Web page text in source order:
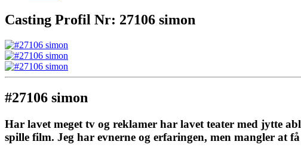
Casting Profil Nr: 27106 simon
#27106 simon
Har lavet meget tv og reklamer har lavet teater med jytte
spille film. Jeg har evnerne og erfaringen, men mangler at få